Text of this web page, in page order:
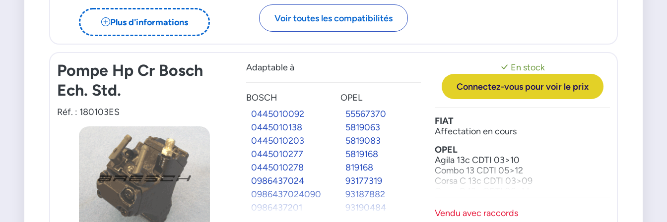
720788120
720788530
72109312
721093120
72116401
721164010
72116402
721164020
72116403
721164030
Plus d'informations
72144013
721440130
72144014
721440680
Voir toutes les compatibilités
Pompe Hp Cr Bosch
Ech. Std.
Réf. : 180103ES
Adaptable à
BOSCH
0445010092
0445010138
0445010203
0445010277
0445010278
0986437024
0986437024090
0986437201
OPEL
55567370
5819063
5819083
5819168
819168
93177319
93187882
93190484
En stock
Connectez-vous pour voir le prix
FIAT
Affectation en cours
OPEL
Agila 13c CDTI 03>10
Combo 13 CDTI 05>12
Corsa C 13c CDTI 03>09
Meriva B 13c CDTI 10>13
Vendu avec raccords